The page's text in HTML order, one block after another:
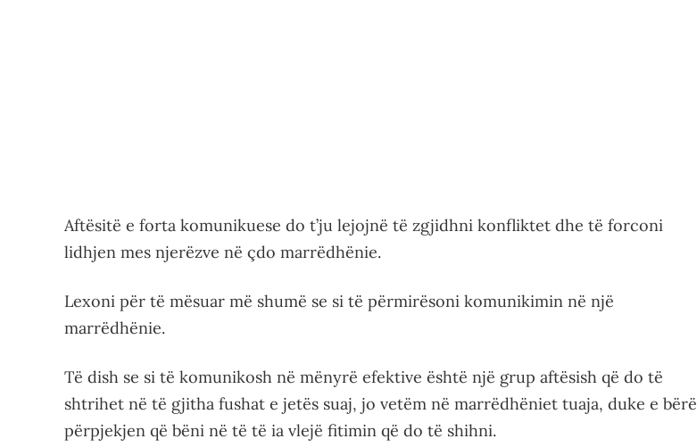
Aftësitë e forta komunikuese do t’ju lejojnë të zgjidhni konfliktet dhe të forconi
lidhjen mes njerëzve në çdo marrëdhënie.
Lexoni për të mësuar më shumë se si të përmirësoni komunikimin në një
marrëdhënie.
Të dish se si të komunikosh në mënyrë efektive është një grup aftësish që do të
shtrihet në të gjitha fushat e jetës suaj, jo vetëm në marrëdhëniet tuaja, duke e bërë
përpjekjen që bëni në të të ia vlejë fitimin që do të shihni.